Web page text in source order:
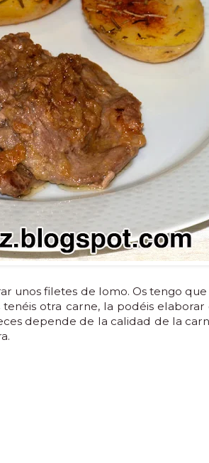
unos filetes de lomo. Os tengo
otra carne, la podéis elaborar
depende de la calidad de la